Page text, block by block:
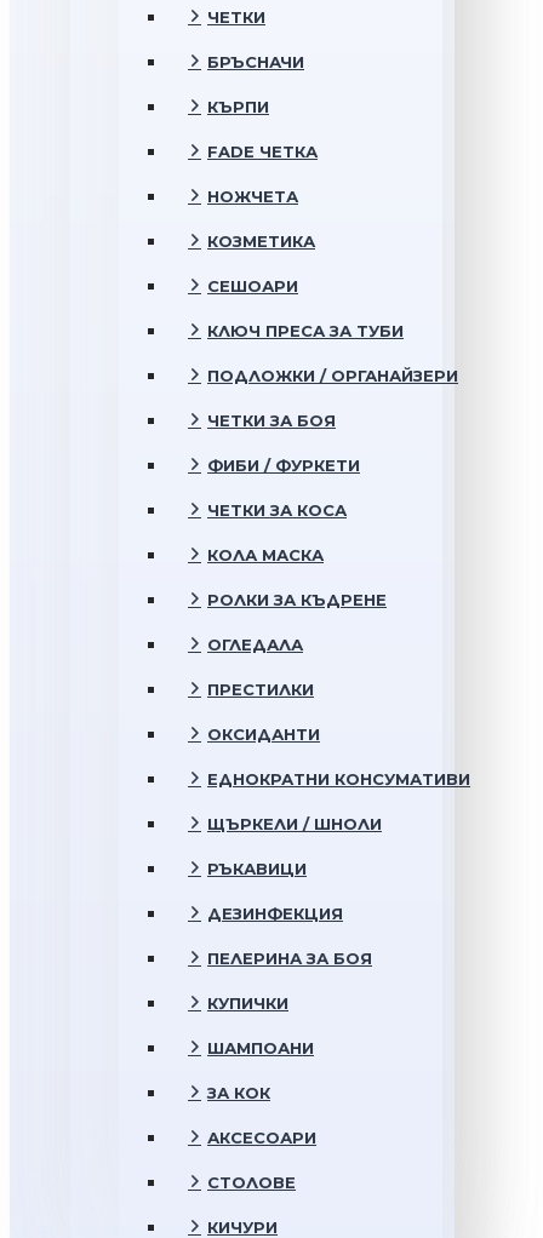
ЧЕТКИ
БРЪСНАЧИ
КЪРПИ
FADE ЧЕТКА
НОЖЧЕТА
КОЗМЕТИКА
СЕШОАРИ
КЛЮЧ ПРЕСА ЗА ТУБИ
ПОДЛОЖКИ / ОРГАНАЙЗЕРИ
ЧЕТКИ ЗА БОЯ
ФИБИ / ФУРКЕТИ
ЧЕТКИ ЗА КОСА
КОЛА МАСКА
РОЛКИ ЗА КЪДРЕНЕ
ОГЛЕДАЛА
ПРЕСТИЛКИ
ОКСИДАНТИ
ЕДНОКРАТНИ КОНСУМАТИВИ
ЩЪРКЕЛИ / ШНОЛИ
РЪКАВИЦИ
ДЕЗИНФЕКЦИЯ
ПЕЛЕРИНА ЗА БОЯ
КУПИЧКИ
ШАМПОАНИ
ЗА КОК
АКСЕСОАРИ
СТОЛОВЕ
КИЧУРИ